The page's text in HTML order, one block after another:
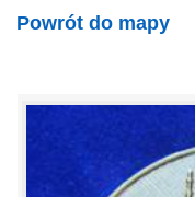
Powrót do mapy